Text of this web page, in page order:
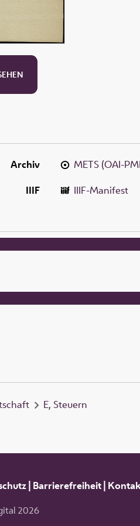
Archiv
METS (OAI-
IIIF
IIIF-Manifest
E, Steuern
| Barrierefreiheit|
2026